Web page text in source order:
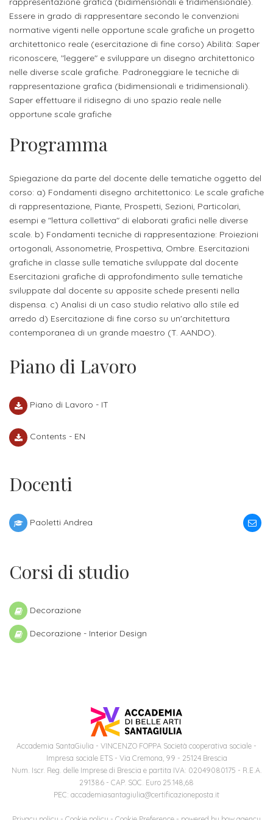
Servizi
allo
studente
Internazionalizzazione
Aziende
Orientamento
Contatti
Didattico
Autorizzazioni
Ministeriali
Nucleo
di
Valutazione
ECTS
Manualistica
Organigramma
Laboratori
e
sede
TERZA
MISSIONE
Terza
CAPITALE
DELLA
CULTURA
BGBS2023
RETE
DI
COLLABORAZIONE
Istituzioni
Collaborazioni
Accademia
SantaGiulia
DIPARTIMENTI
Dipartimento
di
Visive
Dipartimento
di
Comunicazione
e
Didattica
dell'arte
Dipartimento
di
Progettazione
Arti
DI
RICERCA
Visive
Umanesimo
ALTRI
LIVELLI
FORMAZIONE
Master
studio
ERASMUS+
Reclutamento
Concorsi
Progetti
Terza
Missione
OPPORTUNITÀ
INTERNAZIONALI
ERASMUS+
ALLO
STUDIO
Inclusione
Carriera
Alias
Iscrizione
a
corsi
singoli
e
stampa
Biblioteca
Consulta
Studentesca
gli
studenti
attivabili
di
Stage
Apprendistato
per
le
Aziende
Login
OPPORTUNITÀ
PER
GLI
Stage
attivabili
Opportunità
di
Aziende
TO-
ONE
Iscrizione
a
corsi
singoli
Gli
per
diventare
un
nostro
studente
Iscriviti
alla
Newsletter
FSL
e
attività
per
gli
Superiori
INCONTRIAMOCI
IN
Fiere
saloni
dell'orientamento
Iscriviti
alla
Newsletter
IN
ACCADEMIA
Iscriversi
Gli
step
per
diventare
un
nostro
studente
genitore
di
uno
studente
iscritto
docente
referente
d'azienda
Essere in grado di rappresentare secondo le convenzioni
normative vigenti nelle opportune scale grafiche un progetto
architettonico reale (esercitazione di fine corso) Abilità: Saper
riconoscere, "leggere" e sviluppare un disegno architettonico
nelle diverse scale grafiche. Padroneggiare le tecniche di
rappresentazione grafica (bidimensionali e tridimensionali).
Saper effettuare il ridisegno di uno spazio reale nelle
opportune scale grafiche
Programma
Spiegazione da parte del docente delle tematiche oggetto del
corso: a) Fondamenti disegno architettonico: Le scale grafiche
di rappresentazione, Piante, Prospetti, Sezioni, Particolari,
esempi e "lettura collettiva" di elaborati grafici nelle diverse
scale. b) Fondamenti tecniche di rappresentazione: Proiezioni
ortogonali, Assonometrie, Prospettiva, Ombre. Esercitazioni
grafiche in classe sulle tematiche sviluppate dal docente
Esercitazioni grafiche di approfondimento sulle tematiche
sviluppate dal docente su apposite schede presenti nella
dispensa. c) Analisi di un caso studio relativo allo stile ed
arredo d) Esercitazione di fine corso su un'architettura
contemporanea di un grande maestro (T. AANDO).
Piano di Lavoro
Piano di Lavoro - IT
Contents - EN
Docenti
Paoletti Andrea
Corsi di studio
Decorazione
Decorazione - Interior Design
Accademia SantaGiulia - VINCENZO FOPPA Società cooperativa sociale -
Impresa sociale ETS - Via Cremona, 99 - 25124 Brescia
Num. Iscr. Reg. delle Imprese di Brescia e partita IVA: 02049080175 - R.E.A.
291386 - CAP. SOC. Euro 25.148,68
PEC: accademiasantagiulia@certificazioneposta.it